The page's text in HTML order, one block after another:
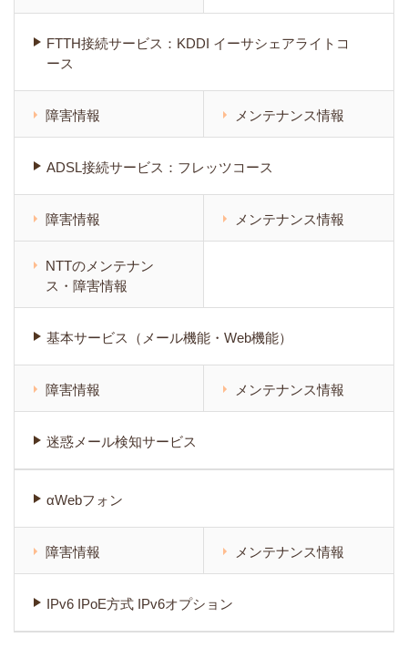
FTTH接続サービス：KDDI イーサシェアライトコ
ース
障害情報 メンテナンス情報
ADSL接続サービス：フレッツコース
障害情報 メンテナンス情報
NTTのメンテナン
ス・障害情報
基本サービス（メール機能・Web機能）
障害情報 メンテナンス情報
迷惑メール検知サービス
αWebフォン
障害情報 メンテナンス情報
IPv6 IPoE方式 IPv6オプション